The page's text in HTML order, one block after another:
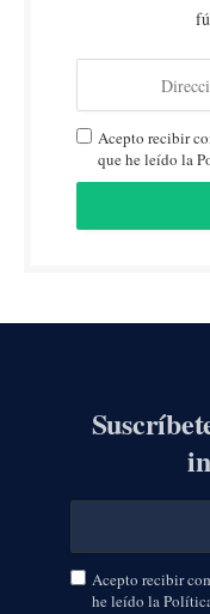
Acepto recibir
que he leído la
Acepto recibir
he leído la